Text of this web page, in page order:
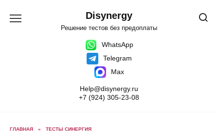
содержанию
Disynergy
Решение тестов без предоплаты
WhatsApp
Telegram
Max
Help@disynergy.ru
+7 (924) 305-23-08
ГЛАВНАЯ » ТЕСТЫ СИНЕРГИЯ